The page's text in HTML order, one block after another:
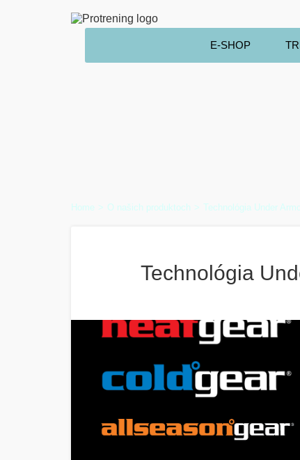
E-SHOP
Home O našich produktoch Technológia Under
Technológia